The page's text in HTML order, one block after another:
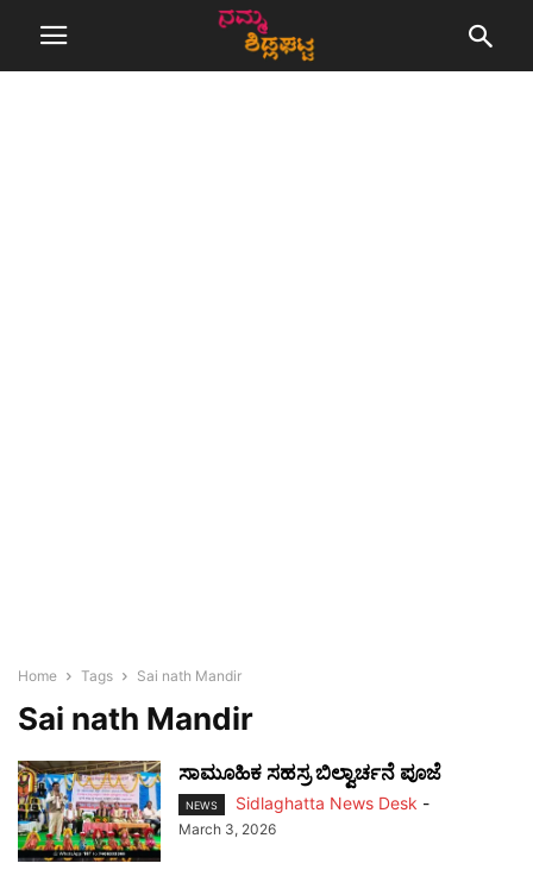
Home Tags Sai nath Mandir
Sai nath Mandir
ಸಾಮೂಹಿಕ ಸಹಸ್ರ ಬಿಲ್ವಾರ್ಚನೆ ಪೂಜೆ
NEWS Sidlaghatta News Desk -
March 3, 2026